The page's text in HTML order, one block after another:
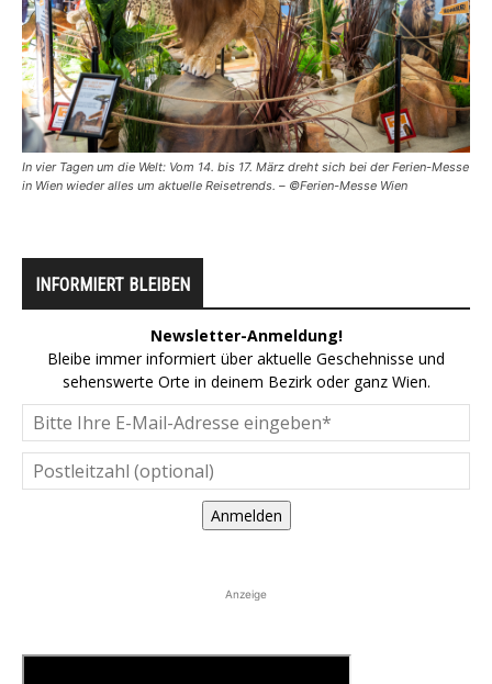
In vier Tagen um die Welt: Vom 14. bis 17. März dreht sich bei der Ferien-Messe
in Wien wieder alles um aktuelle Reisetrends. – ©Ferien-Messe Wien
INFORMIERT BLEIBEN
Newsletter-Anmeldung!
Bleibe immer informiert über aktuelle Geschehnisse und
sehenswerte Orte in deinem Bezirk oder ganz Wien.
Anmelden
Anzeige